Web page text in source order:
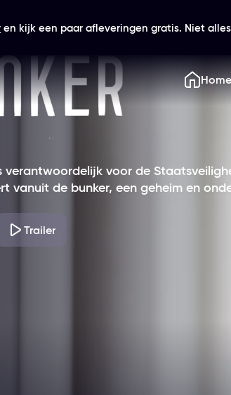
en kijk een paar afleveringen gratis. Niet
Home
verantwoordelijk voor de
vanuit de bunker, een geheim en
Trailer